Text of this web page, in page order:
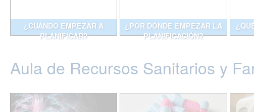
¿CUÁNDO EMPEZAR A
PLANIFICAR?
¿POR DÓNDE EMPEZAR LA
PLANIFICACIÓN?
Aula de Recursos Sanitarios y